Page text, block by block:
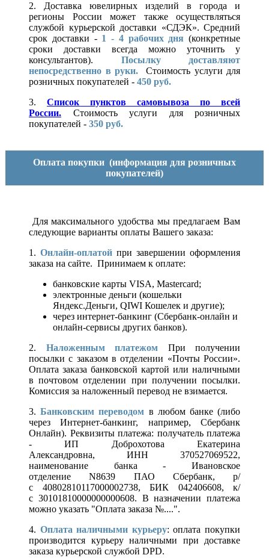
2. Доставка ювелирных изделий в города и
регионы России может также осуществляться
службой курьерской доставки «СДЭК». Средний
срок доставки - 1 - 4 рабочих дня (конкретные
сроки доставки всегда можно уточнить у
консультантов). Посылку доставляют
непосредственно в руки.
Стоимость услуги для
розничных покупателей - 450 руб.
3. Список пунктов самовывоза по всей
России.
Стоимость услуги для розничных
покупателей - 350 руб.
Оплата покупки (информация для розничных
покупателей)
Для максимального удобства мы предлагаем Вам
следующие варианты оплаты Вашего заказа:
1. Онлайн-оплатой при завершении оформления
заказа на сайте. Принимаем к оплате:
банковские карты VISA, Mastercard;
электронные деньги (кошельки
Яндекс.Деньги, QIWI Кошелек и другие);
через интернет-банкинг (Сбербанк-онлайн и
онлайн-сервисы других банков).
2. Наложенным платежом При получении
посылки с заказом в отделении «Почты России».
Оплата заказа банковской картой или наличными
в почтовом отделении при получении посылки.
Комиссия за наложенный перевод не взимается.
3.Банковским переводом в любом банке (либо
через Интернет-банкинг, например, Сбербанк
Онлайн). Реквизиты платежа: получатель платежа
- ИП Доброхотова Екатерина
Александровна, ИНН 370527069522,
наименование банка - Ивановское
отделение N8639 ПАО Сбербанк, р/
с 40802810117000002738, БИК 042406608, к/
с 30101810000000000608. В назначении платежа
можно указать "Оплата заказа №....".
4. Оплата наличными курьеру: оплата покупки
производится курьеру наличными при доставке
заказа курьерской службой DPD.